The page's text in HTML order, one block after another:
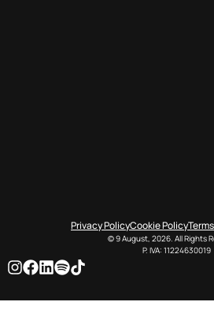
Privacy PolicyCookie Policy
© 9 August, 2026. All Rights
P. IVA: 11224630019